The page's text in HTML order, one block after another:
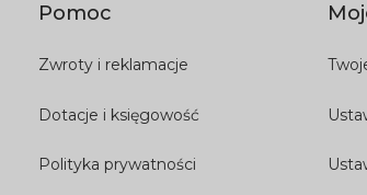
Pomoc
Zwroty i reklamacje
Dotacje i księgowość
Polityka prywatności